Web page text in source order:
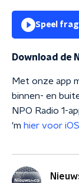
Speel
Download de
Met onze app
binnen- en
NPO Radio 1-
'm hier voor iOS